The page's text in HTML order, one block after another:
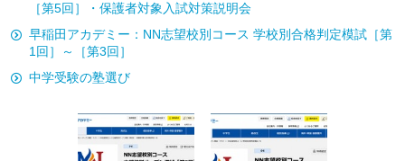
［第5回］・保護者対象入試対策説明会
早稲田アカデミー：NN志望校別コース 学校別合格判定模試［第
1回］～［第3回］
中学受験の塾選び